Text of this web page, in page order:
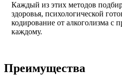
Каждый из этих методов
здоровья, психологической
кодирование от алкоголизма с
каждому.
Преимущества